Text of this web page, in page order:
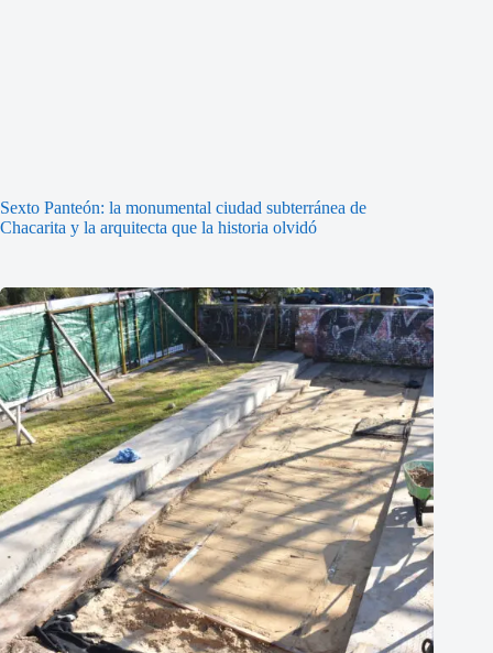
Sexto Panteón: la monumental ciudad subterránea de
Chacarita y la arquitecta que la historia olvidó